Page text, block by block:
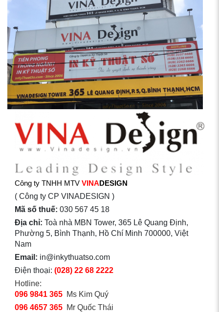
Công ty TNHH MTV VINADESIGN
( Công ty CP VINADESIGN )
Mã số thuế: 030 567 45 18
Địa chỉ: Toà nhà MBN Tower, 365 Lê Quang Định,
Phường 5, Bình Thạnh, Hồ Chí Minh 700000, Việt
Nam
Email: in@inkythuatso.com
Điện thoại: (028) 22 68 2222
Hotline:
096 9841 365 Ms Kim Quý
096 4657 365 Mr Quốc Thái